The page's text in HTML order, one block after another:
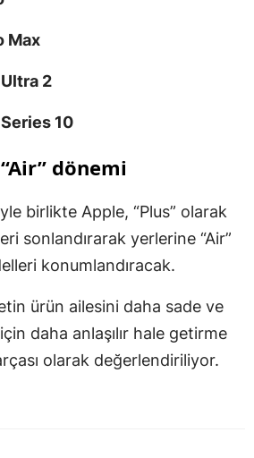
Max
2
10
dönemi
birlikte Apple, “Plus” olarak
sonlandırarak yerlerine “Air”
konumlandıracak.
ürün ailesini daha sade ve
daha anlaşılır hale getirme
olarak değerlendiriliyor.